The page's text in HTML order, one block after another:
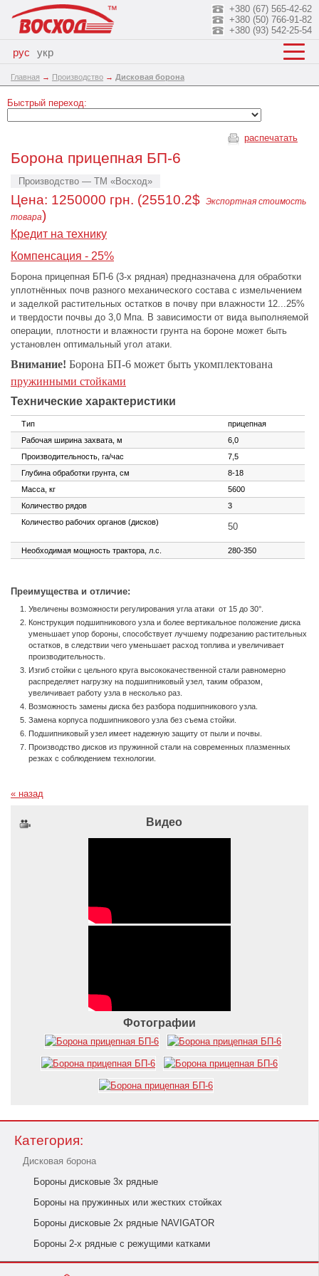
рус укр
+380 (67) 565-42-62
+380 (50) 766-91-82
+380 (93) 542-25-54
Главная → Производство → Дисковая борона
Категория:
Дисковая борона
Бороны дисковые 3х рядные
Бороны на пружинных или жестких стойках
Бороны дисковые 2х рядные NAVIGATOR
Бороны 2-х рядные с режущими катками
Быстрый переход:
распечатать
Борона прицепная БП-6
Производство — ТМ «Восход»
Цена: 1250000 грн. (25510.2$ Экспортная стоимость
товара)
Кредит на технику
Компенсация - 25%
Борона прицепная БП-6 (3-х рядная) предназначена для обработки
уплотнённых почв разного механического состава с измельчением
и заделкой растительных остатков в почву при влажности 12...25%
и твердости почвы до 3,0 Мпа. В зависимости от вида выполняемой
операции, плотности и влажности грунта на бороне может быть
установлен оптимальный угол атаки.
Внимание! Борона БП-6 может быть укомплектована
пружинными стойками
Технические характеристики
Тип
прицепная
Рабочая ширина захвата, м
6,0
Производительность, га/час
7,5
Глубина обработки грунта, см
8-18
Масса, кг
5600
Количество рядов
3
Количество рабочих органов (дисков)
50
Необходимая мощность трактора, л.с. 280-350
Преимущества и отличие:
Увеличены возможности регулирования угла атаки от 15 до 30°.
Конструкция подшипникового узла и более вертикальное положение диска
уменьшает упор бороны, способствует лучшему подрезанию растительных
остатков, в следствии чего уменьшает расход топлива и увеличивает
производительность.
Изгиб стойки с цельного круга высококачественной стали равномерно
распределяет нагрузку на подшипниковый узел, таким образом,
увеличивает работу узла в несколько раз.
Возможность замены диска без разбора подшипникового узла.
Замена корпуса подшипникового узла без съема стойки.
Подшипниковый узел имеет надежную защиту от пыли и почвы.
Производство дисков из пружинной стали на современных плазменных
резках с соблюдением технологии.
« назад
Видео
Фотографии